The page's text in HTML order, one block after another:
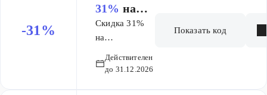
-31%
31% на
исследова
ние
Генеалоги
я за 200
Скидка 31%
на
Генеалогия за
Действителен
до 31.12.2026
Показать код